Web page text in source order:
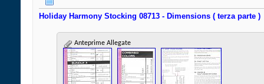
Holiday Harmony Stocking 08713 - Dimensions ( terza parte )
Anteprime Allegate